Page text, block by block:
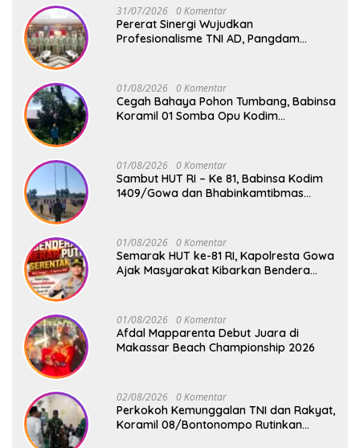
31/07/2026 0 Komentar
Pererat Sinergi Wujudkan
Profesionalisme TNI AD, Pangdam
01/08/2026 0 Komentar
Cegah Bahaya Pohon Tumbang, Babinsa
Koramil 01 Somba Opu Kodim
Baddo
01/08/2026 0 Komentar
Sambut HUT RI – Ke 81, Babinsa Kodim
1409/Gowa dan Bhabinkamtibmas
01/08/2026 0 Komentar
Semarak HUT ke-81 RI, Kapolresta Gowa
Ajak Masyarakat Kibarkan Bendera
01/08/2026 0 Komentar
Afdal Mapparenta Debut Juara di
Makassar Beach Championship 2026
02/08/2026 0 Komentar
Perkokoh Kemunggalan TNI dan Rakyat,
Koramil 08/Bontonompo Rutinkan